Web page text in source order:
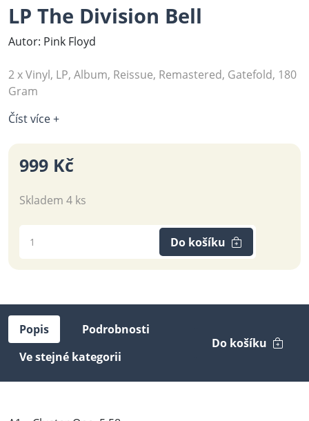
LP The Division Bell
Autor: Pink Floyd
2 x Vinyl, LP, Album, Reissue, Remastered, Gatefold, 180
Gram
Číst více +
999 Kč
Skladem 4 ks
Do košíku
Popis
Podrobnosti
Ve stejné kategorii
Do košíku